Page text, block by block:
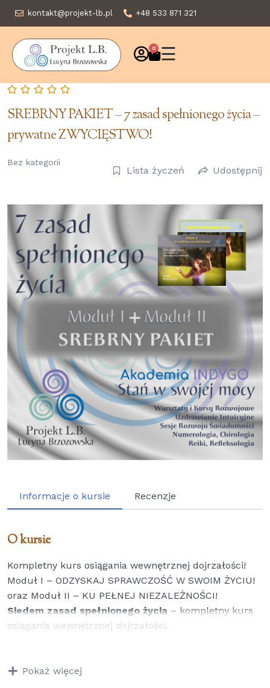
kontakt@projekt-lb.pl +48 533 871 321
0 ☰
SREBRNY PAKIET – 7 zasad spełnionego życia –
prywatne ZWYCIĘSTWO!
Bez kategorii
Lista życzeń Udostępnij
Informacje o kursie Recenzje
O kursie
Kompletny kurs osiągania wewnętrznej dojrzałości!
Moduł I – ODZYSKAJ SPRAWCZOŚĆ W SWOIM ŻYCIU!
oraz Moduł II – KU PEŁNEJ NIEZALEŻNOŚCI!
Siedem zasad spełnionego życia – kompletny kurs
osiągania wewnętrznej dojrzałości.
życiowych, ról, a także pragnień i potrzeb.
Pozwala rozpoznać gdzie jest Twoja strefa
Pokaż więcej